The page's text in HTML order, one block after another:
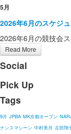
5月
2026年6月のスケジ
2026年6月の競技会
Read More
Social
Pick Up
Tags
9月 JPBA MK京都オープン
ナンスマシーン 中村美月 古田翔